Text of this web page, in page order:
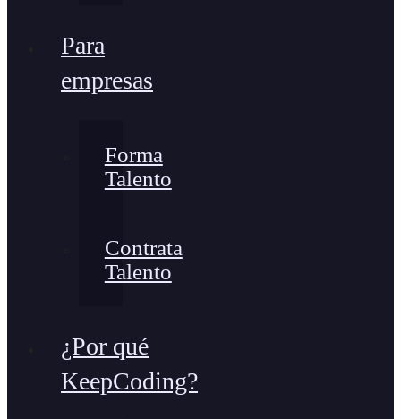
Para
empresas
Forma
Talento
Contrata
Talento
¿Por qué
KeepCoding?